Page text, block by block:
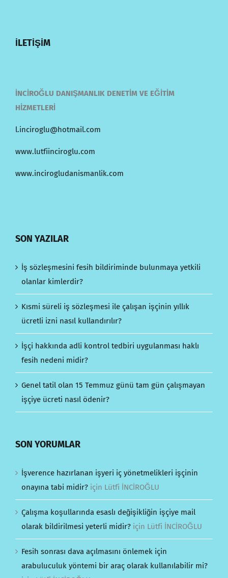
İLETİŞİM
İNCİROĞLU DANIŞMANLIK DENETİM VE EĞİTİM
HİZMETLERİ
l.inciroglu@hotmail.com
www.lutfiinciroglu.com
www.incirogludanismanlik.com
SON YAZILAR
İş sözleşmesini fesih bildiriminde bulunmaya yetkili
olanlar kimlerdir?
Kısmi süreli iş sözleşmesi ile çalışan işçinin yıllık
ücretli izni nasıl kullandırılır?
İşçi hakkında adli kontrol tedbiri uygulanması haklı
fesih nedeni midir?
Genel tatil olan 15 Temmuz günü tam gün çalışmayan
işçiye ücreti nasıl ödenir?
SON YORUMLAR
İşverence hazırlanan işyeri iç yönetmelikleri işçinin
onayına tabi midir? için Lütfi İNCİROĞLU
Çalışma koşullarında esaslı değişikliğin işçiye mail
olarak bildirilmesi yeterli midir? için Lütfi İNCİROĞLU
Fesih sonrası dava açılmasını önlemek için
arabuluculuk yöntemi bir araç olarak kullanılabilir mi?